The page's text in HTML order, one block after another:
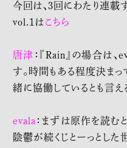
今回は、3回にわたり連載
vol.1はこちら
唐津 ：『Rain』の場合は
す。時間もある程度決まっ
緒に協働しているとも言え
evala ：まずは原作を読む
陰鬱が続くじとーっとし